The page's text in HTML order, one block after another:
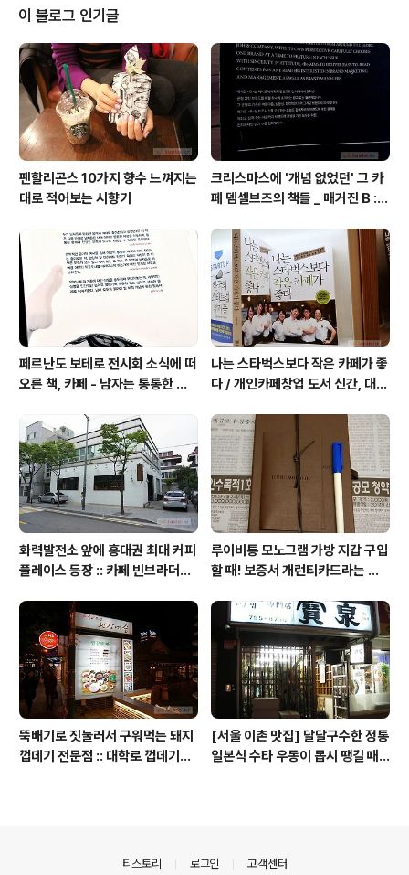
거나 아시아경제 2011년 11월 24일 - 또 카페베네? 일각
에선 '바퀴베네'
이 블로그 인기글
펜할리곤스 10가지 향수 느껴지는
대로 적어보는 시향기
크리스마스에 '개념 없었던' 그 카
페 뎀셀브즈의 책들 _ 매거진 B :
커피
페르난도 보테로 전시회 소식에 떠
오른 책, 카페 - 남자는 통통한 여
나는 스타벅스보다 작은 카페가 좋
다 / 개인카페창업 도서 신간, 대전
화력발전소 앞에 홍대권 최대 커피
플레이스 등장 :: 카페 빈브라더스
루이비통 모노그램 가방 지갑 구입
할 때! 보증서 개런티카드라는 것
뚝배기로 짓눌러서 구워먹는 돼지
껍데기 전문점 :: 대학로 껍데기
[서울 이촌 맛집] 달달구수한 정통
일본식 수타 우동이 몹시 땡길 때 /
티스토리 로그인 고객센터